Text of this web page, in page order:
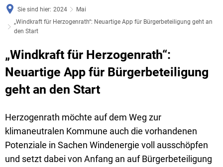
Sie sind hier: 2024
Mai
„Windkraft für Herzogenrath“: Neuartige App für Bürgerbeteiligung geht an
den Start
„Windkraft für Herzogenrath“:
Neuartige App für Bürgerbeteiligung
geht an den Start
Herzogenrath möchte auf dem Weg zur
klimaneutralen Kommune auch die vorhandenen
Potenziale in Sachen Windenergie voll ausschöpfen
und setzt dabei von Anfang an auf Bürgerbeteiligung